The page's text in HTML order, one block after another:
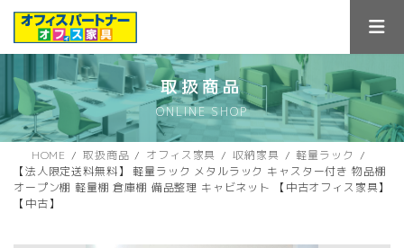
ス
キ
ン
に
取扱商品
ONLINE SHOP
HOME 取扱商品 オフィス家具 収納家具
軽量ラック
【法人限定送料無料】 軽量ラック メタルラック キャスター付き 物品棚
オープン棚 軽量棚 倉庫棚 備品整理 キャビネット 【中古オフィス家具】
【中古】